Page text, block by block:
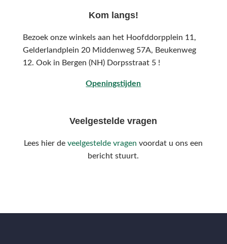
Kom langs!
Bezoek onze winkels aan het Hoofddorpplein 11,
Gelderlandplein 20 Middenweg 57A, Beukenweg
12. Ook in Bergen (NH) Dorpsstraat 5 !
Openingstijden
Veelgestelde vragen
Lees hier deveelgestelde vragen voordat u ons een
bericht stuurt.